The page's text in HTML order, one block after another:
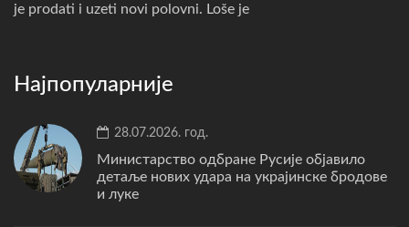
je prodati i uzeti novi polovni. Loše je
Најпопуларније
28.07.2026. год.
Министарство одбране Русије објавило
детаље нових удара на украјинске бродове
и луке